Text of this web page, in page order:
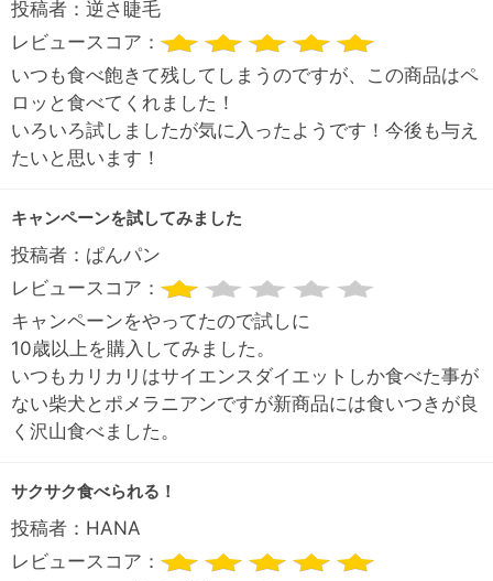
投稿者： 逆さ睫毛
レビュースコア：
いつも食べ飽きて残してしまうのですが、この商品はペ
ロッと食べてくれました！
いろいろ試しましたが気に入ったようです！今後も与え
たいと思います！
キャンペーンを試してみました
投稿者： ぱんパン
レビュースコア：
キャンペーンをやってたので試しに
10歳以上を購入してみました。
いつもカリカリはサイエンスダイエットしか食べた事が
ない柴犬とポメラニアンですが新商品には食いつきが良
く沢山食べました。
サクサク食べられる！
投稿者： HANA
レビュースコア：